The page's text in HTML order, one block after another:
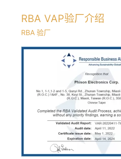
RBA VAP验厂介绍
RBA 验厂